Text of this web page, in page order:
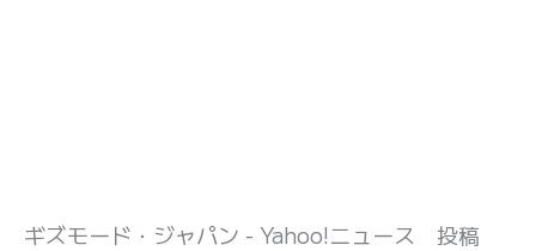
ギズモード・ジャパン - Yahoo!ニュース 投稿